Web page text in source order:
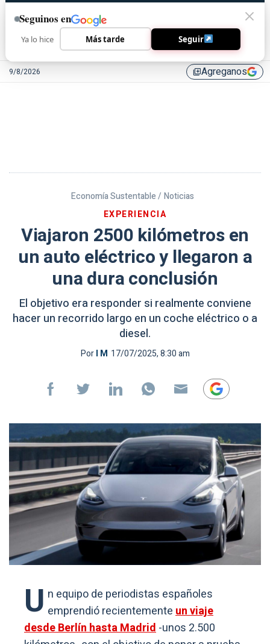
9/8/2026 library_addAgreganos
Economía Sustentable / Noticias
EXPERIENCIA
Viajaron 2500 kilómetros en
un auto eléctrico y llegaron a
una dura conclusión
El objetivo era responder si realmente conviene
hacer un recorrido largo en un coche eléctrico o a
diesel.
PorI M 17/07/2025, 8:30 am
U n equipo de periodistas españoles
emprendió recientementeun viaje
desde Berlín hasta Madrid-unos 2.500
Seguinos en
Ya lo hice Más tarde Seguir